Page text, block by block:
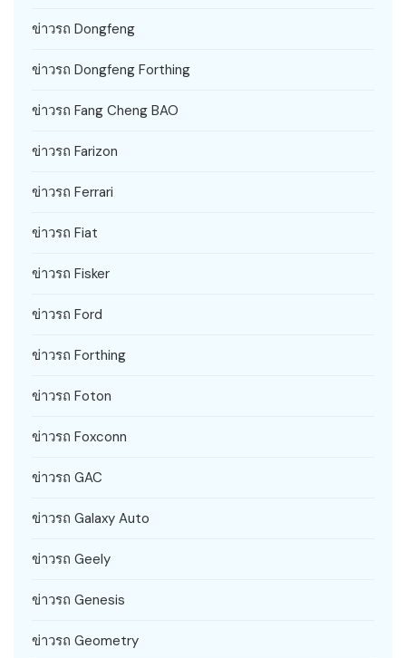
ข่าวรถ Dongfeng
ข่าวรถ Dongfeng Forthing
ข่าวรถ Fang Cheng BAO
ข่าวรถ Farizon
ข่าวรถ Ferrari
ข่าวรถ Fiat
ข่าวรถ Fisker
ข่าวรถ Ford
ข่าวรถ Forthing
ข่าวรถ Foton
ข่าวรถ Foxconn
ข่าวรถ GAC
ข่าวรถ Galaxy Auto
ข่าวรถ Geely
ข่าวรถ Genesis
ข่าวรถ Geometry